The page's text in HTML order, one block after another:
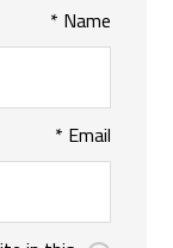
Name
*
Email
*